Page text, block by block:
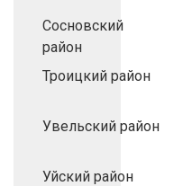
Сосновский
район
Троицкий район
Увельский район
Уйский район